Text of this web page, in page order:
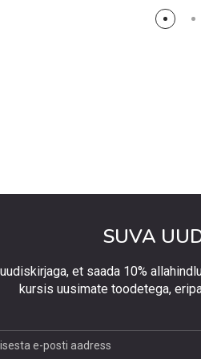
SUVA
et saada 10%
kursis uusimate toodetega,